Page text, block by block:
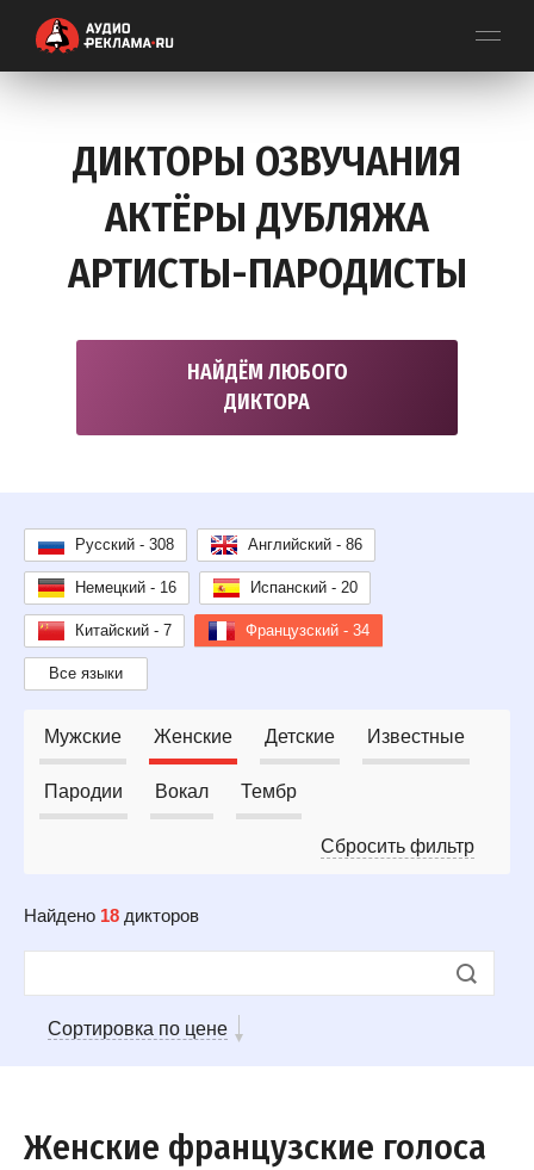
ДИКТОРЫ ОЗВУЧАНИЯ
АКТЁРЫ ДУБЛЯЖА
АРТИСТЫ-ПАРОДИСТЫ
НАЙДЁМ ЛЮБОГО
ДИКТОРА
Русский - 308 Английский - 86
Немецкий - 16 Испанский - 20
Китайский - 7 Французский - 34
Все языки
Мужские Женские Детские Известные
Пародии Вокал Тембр
Сбросить фильтр
Найдено 18 дикторов
Сортировка по цене
Женские французские голоса